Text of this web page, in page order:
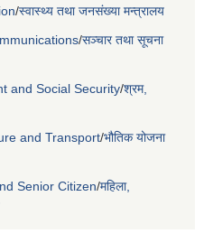
/स्वास्थ्य तथा जनसंख्या मन्त्रालय
/सञ्चार तथा सूचना
and Social Security/श्रम,
and Transport/भौतिक योजना
Senior Citizen/महिला,